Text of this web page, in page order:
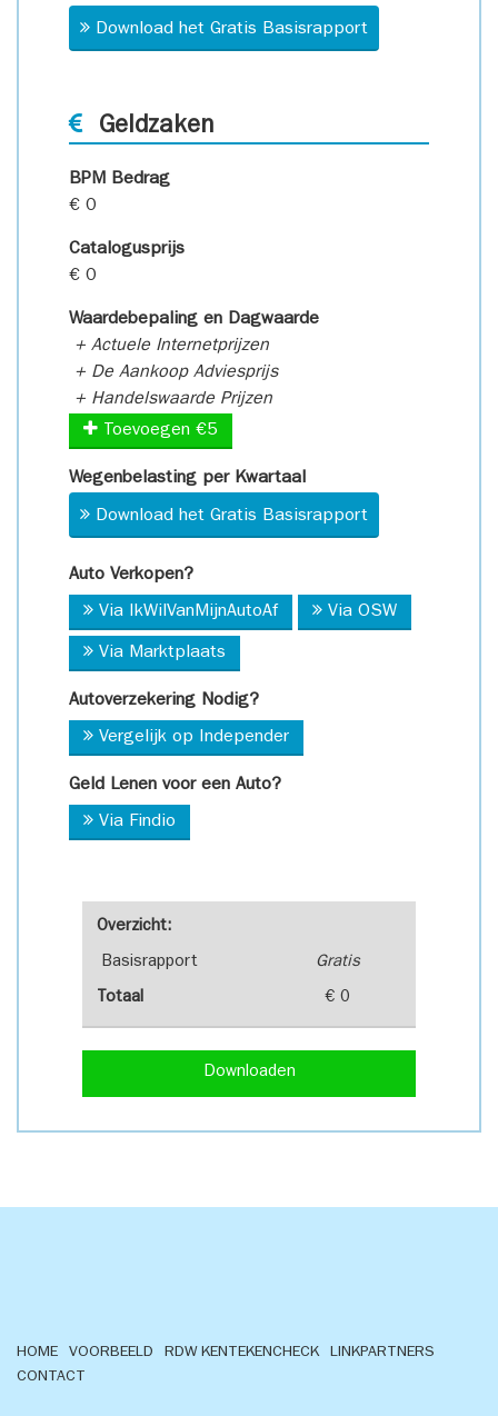
Overzicht:
Basisrapport Gratis
Totaal € 0
Downloaden
Download het Gratis Basisrapport
Geldzaken
BPM Bedrag
€ 0
Catalogusprijs
€ 0
Waardebepaling en Dagwaarde
+ Actuele Internetprijzen
+ De Aankoop Adviesprijs
+ Handelswaarde Prijzen
Toevoegen €5
Wegenbelasting per Kwartaal
Download het Gratis Basisrapport
Auto Verkopen?
Via IkWilVanMijnAutoAf Via OSW
Via Marktplaats
Autoverzekering Nodig?
Vergelijk op Independer
Geld Lenen voor een Auto?
Via Findio
HOME VOORBEELD RDW KENTEKENCHECK
LINKPARTNERS
CONTACT